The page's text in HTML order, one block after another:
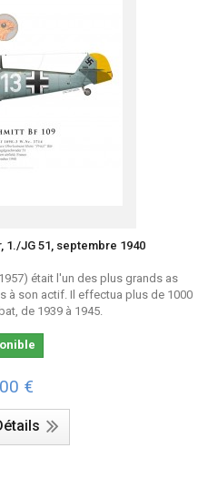
1./JG 51, septembre 1940
était l'un des plus grands as
à son actif. Il effectua plus de 1000
de 1939 à 1945.
€